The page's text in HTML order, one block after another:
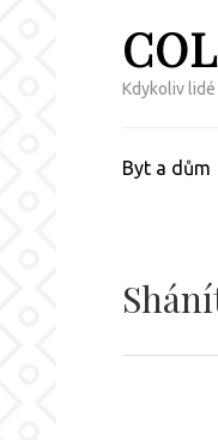
Kdykoliv
Byt a dům